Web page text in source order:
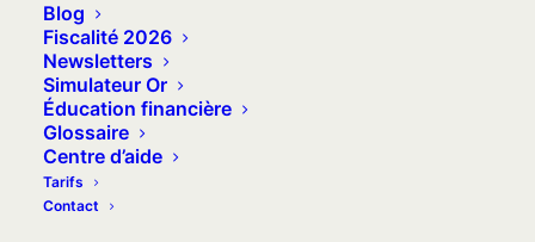
Blog
Fiscalité 2026
Newsletters
Simulateur Or
Éducation financière
Glossaire
Centre d’aide
Tarifs
Contact
de l’innovation technologique.
Autant dire que les tensions politiques
et sociales qui font rage actuellement
sur le troisième plus vaste Territoire
d’Outre-Mer français ont un impact
direct sur cette industrie cruciale pour